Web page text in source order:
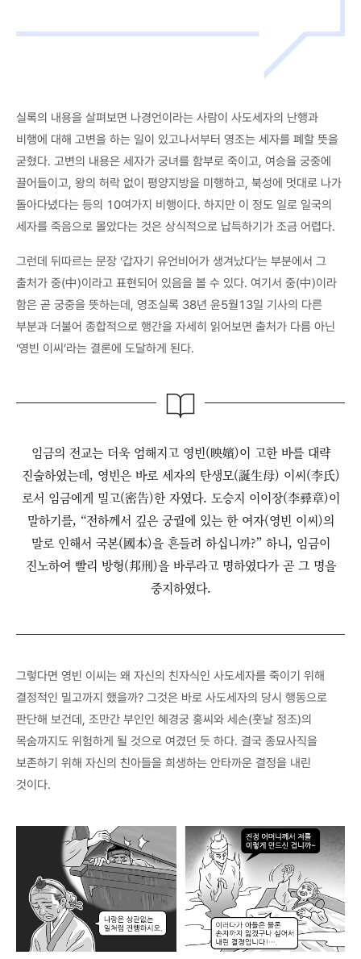
실록의 내용을 살펴보면 나경언이라는 사람이 사도세자의 난행과
비행에 대해 고변을 하는 일이 있고나서부터 영조는 세자를 폐할 뜻을
굳혔다. 고변의 내용은 세자가 궁녀를 함부로 죽이고, 여승을 궁중에
끌어들이고, 왕의 허락 없이 평양지방을 미행하고, 북성에 멋대로 나가
돌아다녔다는 등의 10여가지 비행이다. 하지만 이 정도 일로 일국의
세자를 죽음으로 몰았다는 것은 상식적으로 납득하기가 조금 어렵다.
그런데 뒤따르는 문장 ‘갑자기 유언비어가 생겨났다’는 부분에서 그
출처가 중(中)이라고 표현되어 있음을 볼 수 있다. 여기서 중(中)이라
함은 곧 궁중을 뜻하는데, 영조실록 38년 윤5월13일 기사의 다른
부분과 더불어 종합적으로 행간을 자세히 읽어보면 출처가 다름 아닌
‘영빈 이씨’라는 결론에 도달하게 된다.
임금의 전교는 더욱 엄해지고 영빈(映嬪)이 고한 바를 대략
진술하였는데, 영빈은 바로 세자의 탄생모(誕生母) 이씨(李氏)
로서 임금에게 밀고(密告)한 자였다. 도승지 이이장(李彛章)이
말하기를, “전하께서 깊은 궁궐에 있는 한 여자(영빈 이씨)의
말로 인해서 국본(國本)을 흔들려 하십니까?” 하니, 임금이
진노하여 빨리 방형(邦刑)을 바루라고 명하였다가 곧 그 명을
중지하였다.
그렇다면 영빈 이씨는 왜 자신의 친자식인 사도세자를 죽이기 위해
결정적인 밀고까지 했을까? 그것은 바로 사도세자의 당시 행동으로
판단해 보건데, 조만간 부인인 혜경궁 홍씨와 세손(훗날 정조)의
목숨까지도 위험하게 될 것으로 여겼던 듯 하다. 결국 종묘사직을
보존하기 위해 자신의 친아들을 희생하는 안타까운 결정을 내린
것이다.